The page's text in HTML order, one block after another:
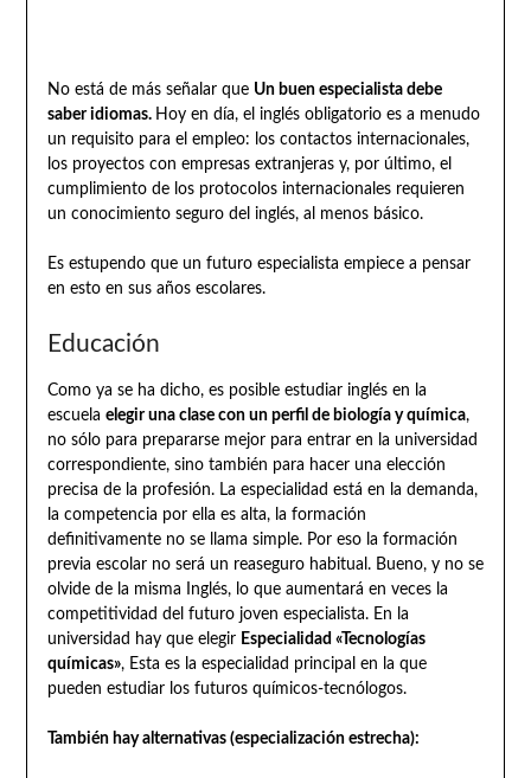
No está de más señalar que Un buen especialista debe
saber idiomas. Hoy en día, el inglés obligatorio es a menudo
un requisito para el empleo: los contactos internacionales,
los proyectos con empresas extranjeras y, por último, el
cumplimiento de los protocolos internacionales requieren
un conocimiento seguro del inglés, al menos básico.
Es estupendo que un futuro especialista empiece a pensar
en esto en sus años escolares.
Educación
Como ya se ha dicho, es posible estudiar inglés en la
escuela elegir una clase con un perfil de biología y química,
no sólo para prepararse mejor para entrar en la universidad
correspondiente, sino también para hacer una elección
precisa de la profesión. La especialidad está en la demanda,
la competencia por ella es alta, la formación
definitivamente no se llama simple. Por eso la formación
previa escolar no será un reaseguro habitual. Bueno, y no se
olvide de la misma Inglés, lo que aumentará en veces la
competitividad del futuro joven especialista. En la
universidad hay que elegir Especialidad «Tecnologías
químicas», Esta es la especialidad principal en la que
pueden estudiar los futuros químicos-tecnólogos.
También hay alternativas (especialización estrecha):